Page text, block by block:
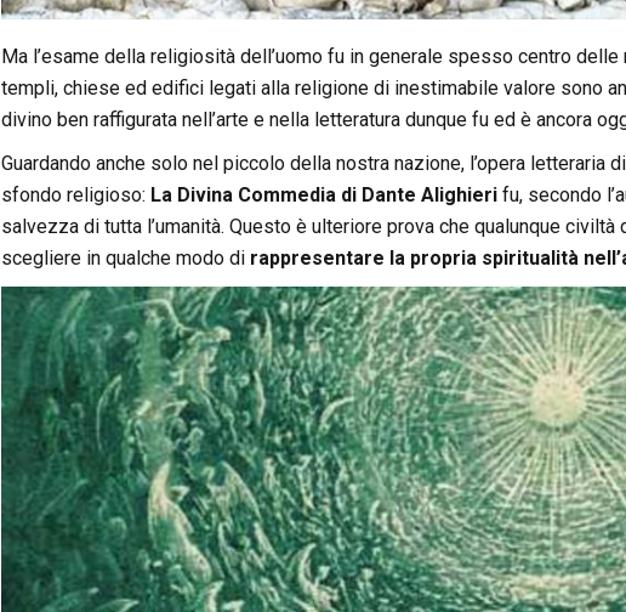
Ma l’esame della religiosità dell’uomo fu in generale spesso centro
templi, chiese ed edifici legati alla religione di inestimabile valore sono
divino ben raffigurata nell’arte e nella letteratura dunque fu ed è ancora
Guardando anche solo nel piccolo della nostra nazione, l’opera letteraria
sfondo religioso: La Divina Commedia di Dante Alighierifu, secondo
salvezza di tutta l’umanità. Questo è ulteriore prova che qualunque
scegliere in qualche modo di rappresentare la propria spiritualità